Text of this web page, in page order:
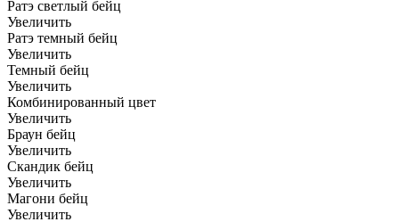
Ратэ светлый бейц
Увеличить
Ратэ темный бейц
Увеличить
Темный бейц
Увеличить
Комбинированный цвет
Увеличить
Браун бейц
Увеличить
Скандик бейц
Увеличить
Магони бейц
Увеличить